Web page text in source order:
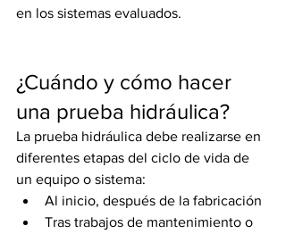
en los sistemas evaluados.
¿Cuándo y cómo hacer
una prueba hidráulica?
La prueba hidráulica debe realizarse en
diferentes etapas del ciclo de vida de
un equipo o sistema:
Al inicio, después de la fabricación
Tras trabajos de mantenimiento o